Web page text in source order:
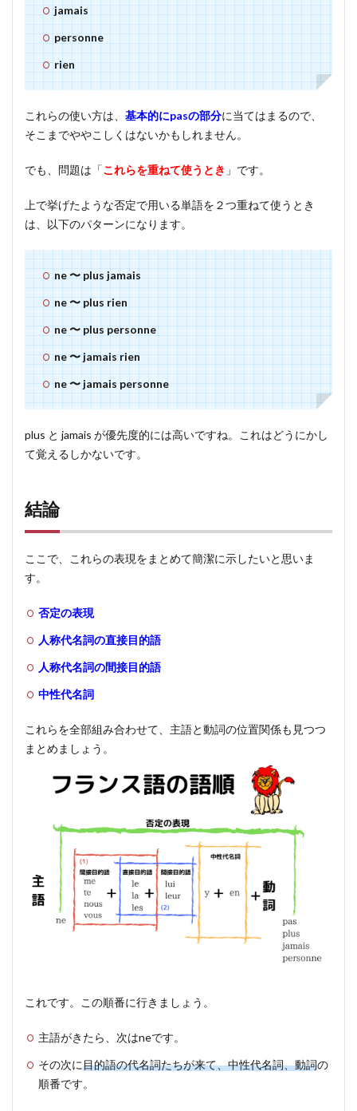
jamais
personne
rien
これらの使い方は、 基本的にpasの部分に当てはまるので、
そこまでややこしくはないかもしれません。
でも、問題は「これらを重ねて使うとき 」です。
上で挙げたような否定で用いる単語を２つ重ねて使うとき
は、以下のパターンになります。
ne 〜 plus jamais
ne 〜 plus rien
ne 〜 plus personne
ne 〜 jamais rien
ne 〜 jamais personne
plus と jamais が優先度的には高いですね。これはどうにかし
て覚えるしかないです。
結論
ここで、これらの表現をまとめて簡潔に示したいと思いま
す。
否定の表現
人称代名詞の直接目的語
人称代名詞の間接目的語
中性代名詞
これらを全部組み合わせて、主語と動詞の位置関係も見つつ
まとめましょう。
これです。この順番に行きましょう。
主語がきたら、次はneです。
その次に目的語の代名詞たちが来て、中性代名詞、動詞の
順番です。